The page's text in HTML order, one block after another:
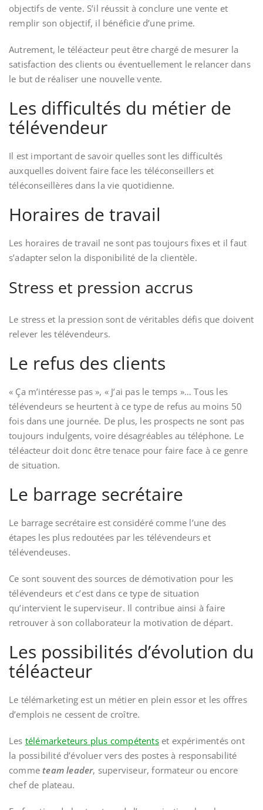
objectifs de vente. S’il réussit à conclure une vente et
remplir son objectif, il bénéficie d’une prime.
Autrement, le téléacteur peut être chargé de mesurer la
satisfaction des clients ou éventuellement le relancer dans
le but de réaliser une nouvelle vente.
Les difficultés du métier de
télévendeur
Il est important de savoir quelles sont les difficultés
auxquelles doivent faire face les téléconseillers et
téléconseillères dans la vie quotidienne.
Horaires de travail
Les horaires de travail ne sont pas toujours fixes et il faut
s’adapter selon la disponibilité de la clientèle.
Stress et pression accrus
Le stress et la pression sont de véritables défis que doivent
relever les télévendeurs.
Le refus des clients
« Ça m’intéresse pas », « J’ai pas le temps »… Tous les
télévendeurs se heurtent à ce type de refus au moins 50
fois dans une journée. De plus, les prospects ne sont pas
toujours indulgents, voire désagréables au téléphone. Le
téléacteur doit donc être tenace pour faire face à ce genre
de situation.
Le barrage secrétaire
Le barrage secrétaire est considéré comme l’une des
étapes les plus redoutées par les télévendeurs et
télévendeuses.
Ce sont souvent des sources de démotivation pour les
télévendeurs et c’est dans ce type de situation
qu’intervient le superviseur. Il contribue ainsi à faire
retrouver à son collaborateur la motivation de départ.
Les possibilités d’évolution du
téléacteur
Le télémarketing est un métier en plein essor et les offres
d’emplois ne cessent de croître.
Les télémarketeurs plus compétentset expérimentés ont
la possibilité d’évoluer vers des postes à responsabilité
comme team leader, superviseur, formateur ou encore
chef de plateau.